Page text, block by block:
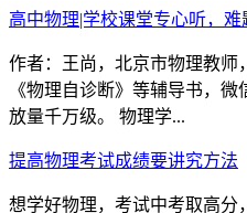
高中物理|学校课堂专心听，
作者：王尚，北京市物理教师
《物理自诊断》等辅导书，
放量千万级。 物理学...
提高物理考试成绩要讲究方法
想学好物理，考试中考取高分